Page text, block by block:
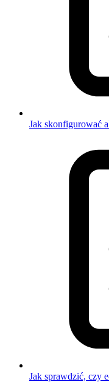
Jak skonfigurować
Jak sprawdzić, czy